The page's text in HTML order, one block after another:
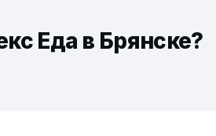
Еда в Брянске?